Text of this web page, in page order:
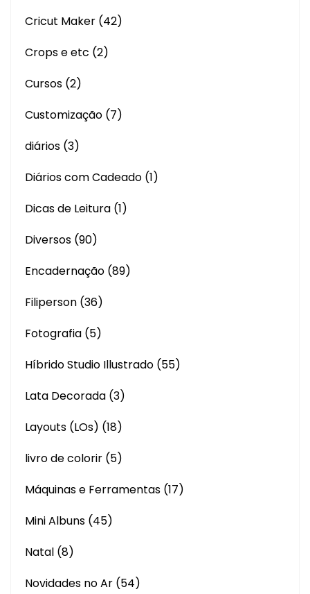
Cricut Maker (42)
Crops e etc (2)
Cursos (2)
Customização (7)
diários (3)
Diários com Cadeado (1)
Dicas de Leitura (1)
Diversos (90)
Encadernação (89)
Filiperson (36)
Fotografia (5)
Híbrido Studio Illustrado (55)
Lata Decorada (3)
Layouts (LOs) (18)
livro de colorir (5)
Máquinas e Ferramentas (17)
Mini Albuns (45)
Natal (8)
Novidades no Ar (54)